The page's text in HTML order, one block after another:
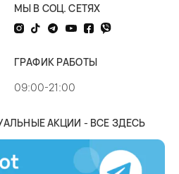
МЫ В СОЦ. СЕТЯХ
ГРАФИК РАБОТЫ
09:00-21:00
АКЦИИ - ВСЕ ЗДЕСЬ